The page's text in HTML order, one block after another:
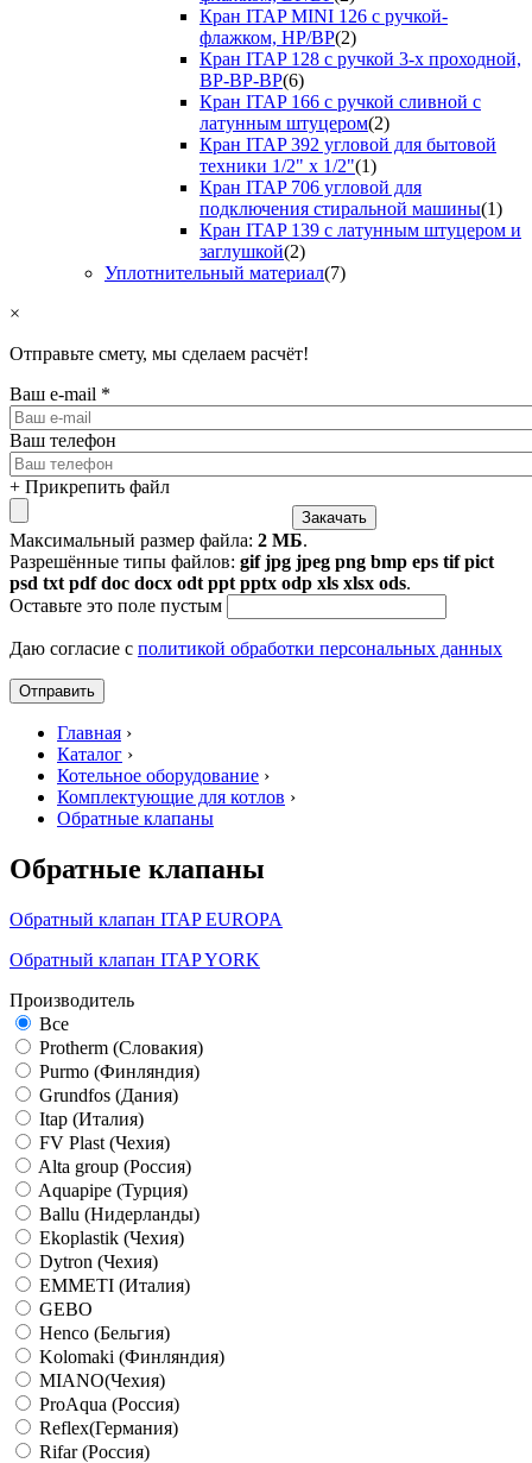
Кран ITAP MINI 126 с ручкой-
флажком, НР/ВР(2)
Кран ITAP 128 с ручкой 3-х проходной,
ВР-ВР-ВР(6)
Кран ITAP 166 с ручкой сливной с
латунным штуцером(2)
Кран ITAP 392 угловой для бытовой
техники 1/2" х 1/2"(1)
Кран ITAP 706 угловой для
подключения стиральной машины(1)
Кран ITAP 139 с латунным штуцером и
заглушкой(2)
Уплотнительный материал(7)
×
Отправьте смету, мы сделаем расчёт!
Ваш e-mail *
Ваш телефон
+ Прикрепить файл
Максимальный размер файла: 2 МБ.
Разрешённые типы файлов: gif jpg jpeg png bmp eps tif pict
psd txt pdf doc docx odt ppt pptx odp xls xlsx ods.
Оставьте это поле пустым
Даю согласие с политикой обработки персональных данных
Главная ›
Каталог ›
Котельное оборудование ›
Комплектующие для котлов ›
Обратные клапаны
Обратные клапаны
Обратный клапан ITAP EUROPA
Обратный клапан ITAP YORK
Производитель
Все
Protherm (Словакия)
Purmo (Финляндия)
Grundfos (Дания)
Itap (Италия)
FV Plast (Чехия)
Alta group (Россия)
Aquapipe (Турция)
Ballu (Нидерланды)
Ekoplastik (Чехия)
Dytron (Чехия)
EMMETI (Италия)
GEBO
Henco (Бельгия)
Kolomaki (Финляндия)
MIANO(Чехия)
ProAqua (Россия)
Reflex(Германия)
Rifar (Россия)